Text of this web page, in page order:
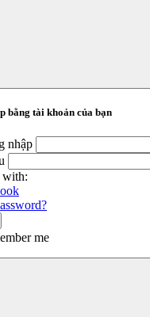
bằng tài khoản của bạn
nhập
with:
me